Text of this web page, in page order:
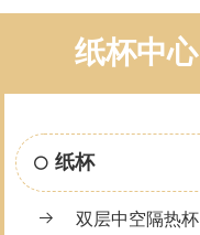
纸杯中心
纸杯
双层中空隔热杯